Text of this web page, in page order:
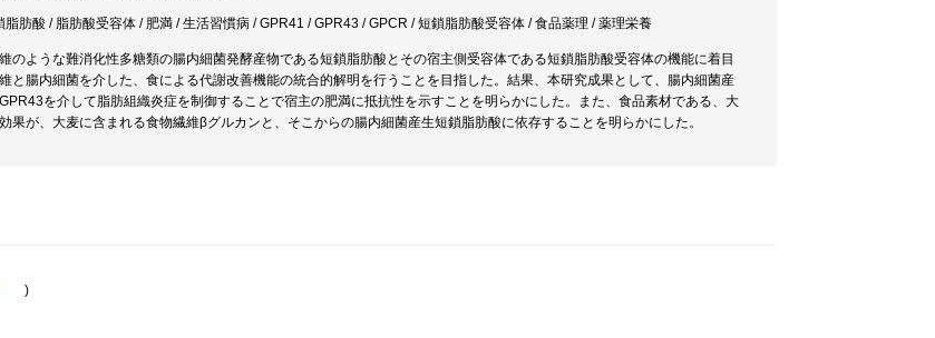
脂肪酸 / 脂肪酸受容体 / 肥満 / 生活習慣病 / GPR41 / GPR43 / GPCR / 短鎖脂肪酸受容体 / 食品薬理 / 薬理栄養
のような難消化性多糖類の腸内細菌発酵産物である短鎖脂肪酸とその宿主側受容体である短鎖脂肪酸受容体の機能に着目
と腸内細菌を介した、食による代謝改善機能の統合的解明を行うことを目指した。結果、本研究成果として、腸内細菌産
を介して脂肪組織炎症を制御することで宿主の肥満に抵抗性を示すことを明らかにした。また、食品素材である、大
果が、大麦に含まれる食物繊維βグルカンと、そこからの腸内細菌産生短鎖脂肪酸に依存することを明らかにした。
)